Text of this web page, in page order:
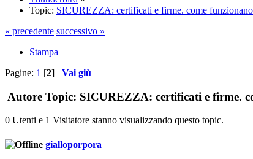
Topic: SICUREZZA: certificati e firme. come
« precedente successivo »
Stampa
Pagine: 1 [2] Vai giù
Autore Topic: SICUREZZA: certificati e firme.
0 Utenti e 1 Visitatore stanno visualizzando questo topic.
gialloporpora